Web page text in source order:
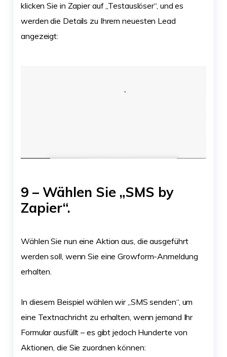
klicken Sie in Zapier auf „Testauslöser“, und es
werden die Details zu Ihrem neuesten Lead
angezeigt:
9 – Wählen Sie „SMS by
Zapier“.
Wählen Sie nun eine Aktion aus, die ausgeführt
werden soll, wenn Sie eine Growform-Anmeldung
erhalten.
In diesem Beispiel wählen wir „SMS senden“, um
eine Textnachricht zu erhalten, wenn jemand Ihr
Formular ausfüllt – es gibt jedoch Hunderte von
Aktionen, die Sie zuordnen können: